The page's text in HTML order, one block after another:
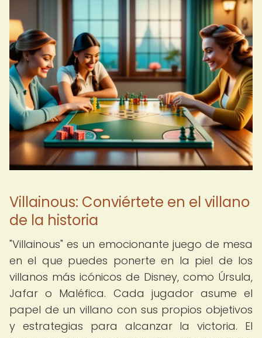
Villainous: Conviértete en el villano
de la historia
"Villainous" es un emocionante juego de mesa
en el que puedes ponerte en la piel de los
villanos más icónicos de Disney, como Úrsula,
Jafar o Maléfica. Cada jugador asume el
papel de un villano con sus propios objetivos
y estrategias para alcanzar la victoria. El